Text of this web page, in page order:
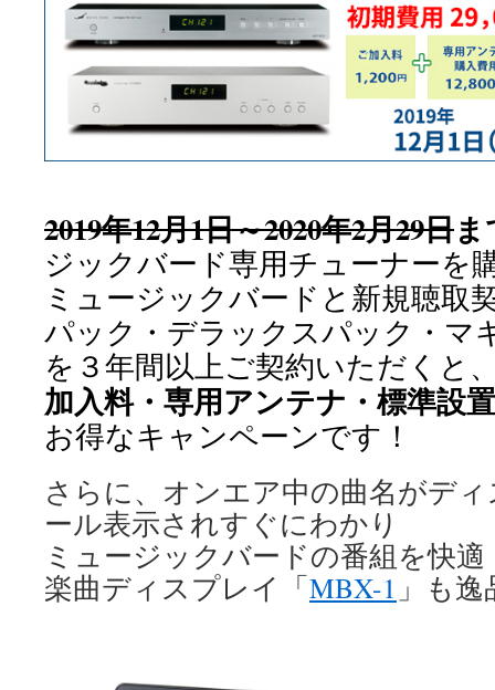
2019年12月1日～2020年2月29日
ジックバード専用チューナーを
ミュージックバードと新規聴取
パック・デラックスパック・マ
を３年間以上ご契約いただくと
加入料・専用アンテナ・標準設
お得なキャンペーンです！
さらに、オンエア中の曲名がデ
ール表示されすぐにわかり
ミュージックバードの番組を快
楽曲ディスプレイ「MBX-1 」も